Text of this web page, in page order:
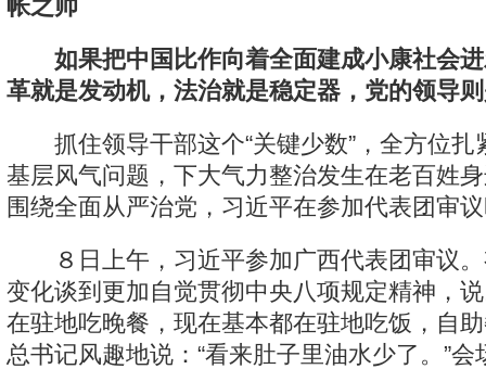
帐之帅
如果把中国比作向着全面建成小康社会
革就是发动机，法治就是稳定器，党的领导
抓住领导干部这个“关键少数”，全方位扎
基层风气问题，下大气力整治发生在老百姓
围绕全面从严治党，习近平在参加代表团审
８日上午，习近平参加广西代表团审议。
变化谈到更加自觉贯彻中央八项规定精神，
在驻地吃晚餐，现在基本都在驻地吃饭，自
总书记风趣地说：“看来肚子里油水少了。”